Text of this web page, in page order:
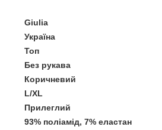
Giulia
Україна
Топ
Без рукава
Коричневий
L/XL
Прилеглий
93% поліамід, 7% еластан